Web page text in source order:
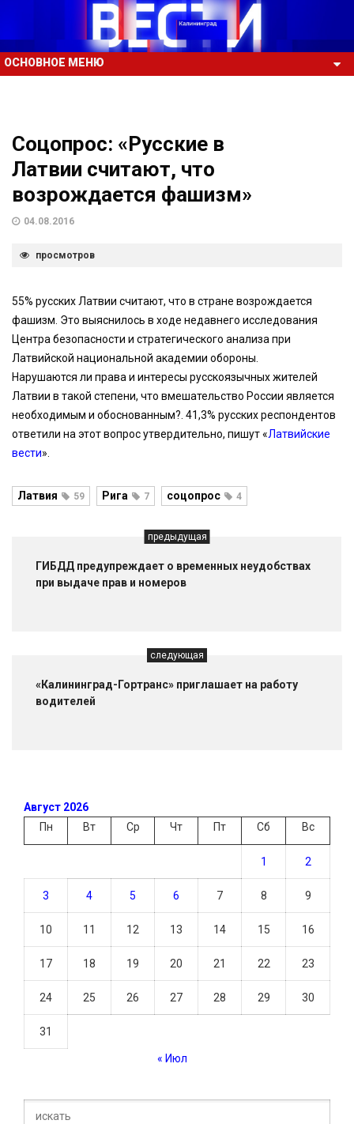
ОСНОВНОЕ МЕНЮ
Соцопрос: «Русские в
Латвии считают, что
возрождается фашизм»
04.08.2016
просмотров
55% русских Латвии считают, что в стране возрождается
фашизм. Это выяснилось в ходе недавнего исследования
Центра безопасности и стратегического анализа при
Латвийской национальной академии обороны.
Нарушаются ли права и интересы русскоязычных жителей
Латвии в такой степени, что вмешательство России является
необходимым и обоснованным?. 41,3% русских респондентов
ответили на этот вопрос утвердительно, пишут «Латвийские
вести».
Латвия 59 Рига 7 соцопрос 4
предыдущая
ГИБДД предупреждает о временных неудобствах
при выдаче прав и номеров
следующая
«Калининград-Гортранс» приглашает на работу
водителей
Август 2026
Пн
Вт Ср Чт Пт Сб Вс
1 2
3 4 5 6 7 8 9
10 11 12 13 14 15 16
17 18 19 20 21 22 23
24 25 26 27 28 29 30
31
« Июл